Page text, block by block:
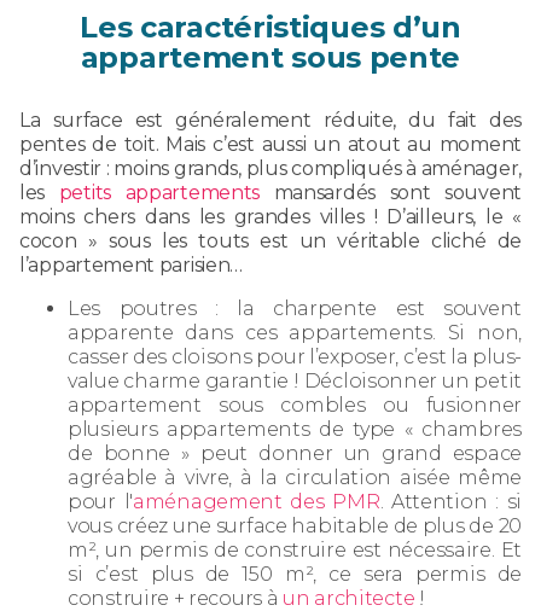
Les caractéristiques d’un
appartement sous pente
La surface est généralement réduite, du fait des
pentes de toit. Mais c’est aussi un atout au moment
d’investir : moins grands, plus compliqués à aménager,
les petits appartements mansardés sont souvent
moins chers dans les grandes villes ! D’ailleurs, le «
cocon » sous les touts est un véritable cliché de
l’appartement parisien…
Les poutres : la charpente est souvent
apparente dans ces appartements. Si non,
casser des cloisons pour l’exposer, c’est la plus-
value charme garantie ! Décloisonner un petit
appartement sous combles ou fusionner
plusieurs appartements de type « chambres
de bonne » peut donner un grand espace
agréable à vivre, à la circulation aisée même
pour l'aménagement des PMR . Attention : si
vous créez une surface habitable de plus de 20
m², un permis de construire est nécessaire. Et
si c’est plus de 150 m², ce sera permis de
construire + recours à un architecte !